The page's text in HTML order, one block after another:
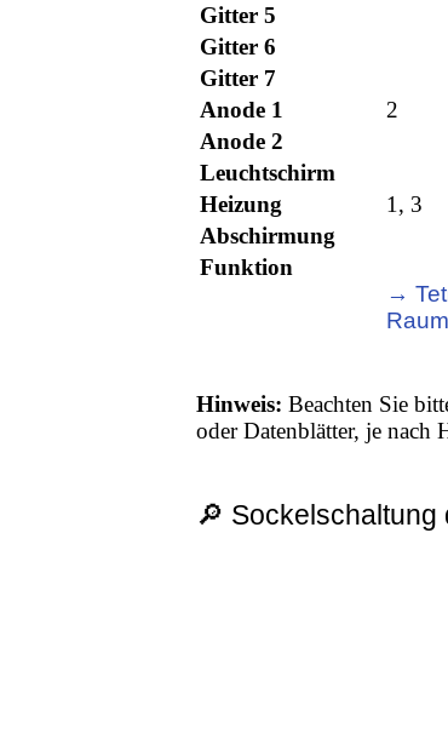
Gitter 5
Gitter 6
Gitter 7
Anode 1
2
Anode 2
Leuchtschirm
Heizung
1, 3
Abschirmung
Funktion
→
Hinweis: Beachten Sie
oder Datenblätter, je nach
🔎 Sockelschaltung